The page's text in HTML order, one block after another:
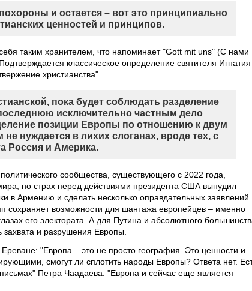
и остается – вот это принципиально
ценностей и принципов.
таким хранителем, что напоминает "Gott mit uns" (С нами
классическое определение святителя Игнатия
христианства".
пока будет соблюдать разделение
исключительно частным дело
позиции Европы по отношению к двум
нуждается в лихих слоганах, вроде тех, с
Россия и Америка.
сообщества, существующего с 2022 года,
но страх перед действиями президента США вынудил
в Армению и сделать несколько оправдательных заявлений.
сохраняет возможности для шантажа европейцев – именно
его электората. А для Путина и абсолютного
захвата и разрушения Европы.
Ереване: "Европа – это не просто география. Это ценности и
смогут ли сплотить народы Европы? Ответа нет.
Петра Чаадаева: "Европа и сейчас еще является